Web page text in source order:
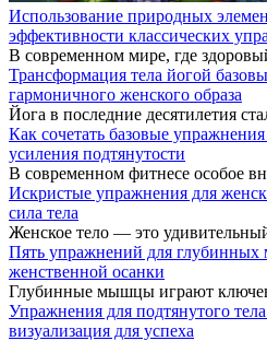
Использование природных
эффективности классических
В современном мире, где
Трансформация тела йогой
гармоничного женского образа
Йога в последние десятилетия
Как сочетать базовые
усиления подтянутости
В современном фитнесе особое
Искристые упражнения для
сила тела
Женское тело — это
Пять упражнений для
женственной осанки
Глубинные мышцы играют
Упражнения для подтянутого
визуализация для успеха